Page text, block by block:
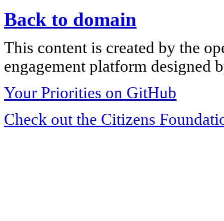
Back to domain
This content is created by the
engagement platform designed
Your Priorities on GitHub
Check out the Citizens